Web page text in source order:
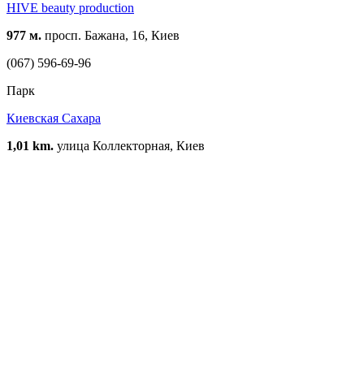
HIVE beauty production
977 м. просп. Бажана, 16, Киев
(067) 596-69-96
Парк
Киевская Сахара
1,01 km. улица Коллекторная, Киев